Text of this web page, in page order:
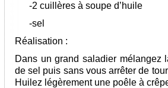
-2 cuillères à soupe d’huile
-sel
Réalisation :
Dans un grand saladier
de sel puis sans vous arrêter de
Huilez légèrement une poêle à